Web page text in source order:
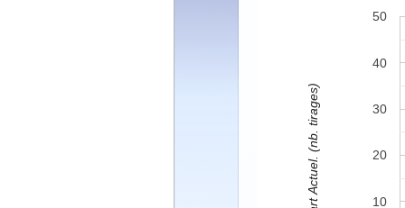
10
20
30
40
50
Ecart Actuel. (nb. tirages)